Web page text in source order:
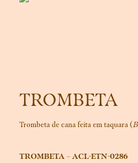
TROMBETA
Trombeta de cana feita em taquara (
TROMBETA – ACL-ETN-0286